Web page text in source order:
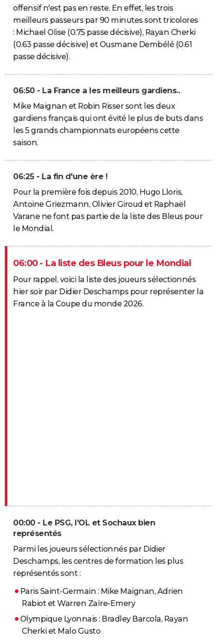
offensif n'est pas en reste. En effet, les trois
meilleurs passeurs par 90 minutes sont tricolores
: Michael Olise (0.75 passe décisive), Rayan Cherki
(0.63 passe décisive) et Ousmane Dembélé (0.61
passe décisive).
06:50 - La France a les meilleurs gardiens..
Mike Maignan et Robin Risser sont les deux
gardiens français qui ont évité le plus de buts dans
les 5 grands championnats européens cette
saison.
06:25 - La fin d'une ère !
Pour la première fois depuis 2010, Hugo Lloris,
Antoine Griezmann, Olivier Giroud et Raphaël
Varane ne font pas partie de la liste des Bleus pour
le Mondial.
06:00 - La liste des Bleus pour le Mondial
Pour rappel, voici la liste des joueurs sélectionnés
hier soir par Didier Deschamps pour représenter la
France à la Coupe du monde 2026.
00:00 - Le PSG, l'OL et Sochaux bien
représentés
Parmi les joueurs sélectionnés par Didier
Deschamps, les centres de formation les plus
représentés sont :
Paris Saint-Germain : Mike Maignan, Adrien
Rabiot et Warren Zaïre-Emery
Olympique Lyonnais : Bradley Barcola, Rayan
Cherki et Malo Gusto